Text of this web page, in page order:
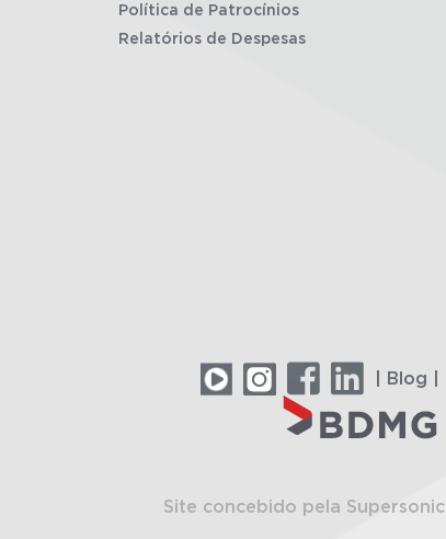
Política de Patrocínios
Relatórios de Despesas
| Blog |
Site concebido pela Supersonic